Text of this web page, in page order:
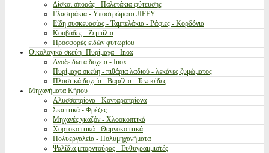
Δίσκοι σποράς - Παλετάκια φύτευσης
Γλαστράκια - Υποστρώματα JIFFY
Είδη συσκευασίας - Ταμπελάκια - Ράφιες - Κορδόνια
Κουβάδες - Ζεμπίλια
Προσφορές ειδών φυτωρίου
Οικολογικά σκεύη- Πυρίμαχα - Inox
Ανοξείδωτα δοχεία - Inox
Πυρίμαχα σκεύη - πιθάρια λαδιού - λεκάνες ζυμώματος
Πλαστικά δοχεία - Βαρέλια - Τενεκέδες
Μηχανήματα Κήπου
Αλυσσοπρίονα - Κονταροπρίονα
Σκαπτικά - Φρέζες
Μηχανές γκαζόν - Χλοοκοπτικά
Χορτοκοπτικά - Θαμνοκοπτικά
Πολυεργαλεία - Πολυμηχανήματα
Ψαλίδια μπορντούρας - Ευθυγραμμιστές